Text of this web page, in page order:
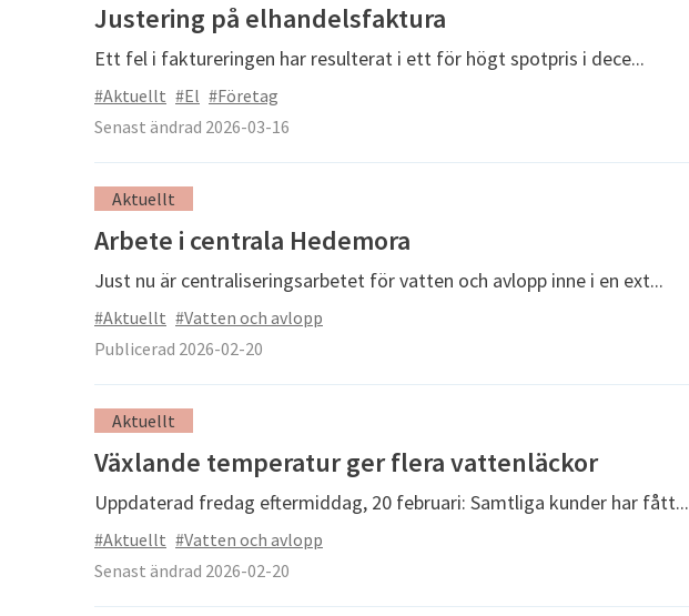
Justering på elhandelsfaktura
Ett fel i faktureringen har resulterat i ett för högt spotpris i dece...
#Aktuellt #El #Företag
Senast ändrad 2026-03-16
Aktuellt
Arbete i centrala Hedemora
Just nu är centraliseringsarbetet för vatten och avlopp inne i en ext...
#Aktuellt #Vatten och avlopp
Publicerad 2026-02-20
Aktuellt
Växlande temperatur ger flera vattenläckor
Uppdaterad fredag eftermiddag, 20 februari: Samtliga kunder har fått...
#Aktuellt #Vatten och avlopp
Senast ändrad 2026-02-20